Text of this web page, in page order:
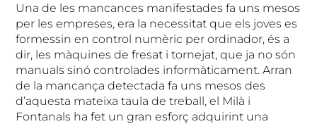
Una de les mancances manifestades fa uns mesos
per les empreses, era la necessitat que els joves es
formessin en control numèric per ordinador, és a
dir, les màquines de fresat i tornejat, que ja no són
manuals sinó controlades informàticament. Arran
de la mancança detectada fa uns mesos des
d’aquesta mateixa taula de treball, el Milà i
Fontanals ha fet un gran esforç adquirint una